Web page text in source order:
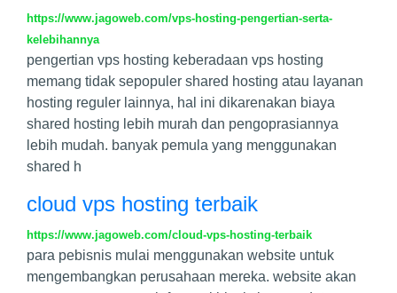
https://www.jagoweb.com/vps-hosting-pengertian-serta-
kelebihannya
pengertian vps hosting keberadaan vps hosting
memang tidak sepopuler shared hosting atau layanan
hosting reguler lainnya, hal ini dikarenakan biaya
shared hosting lebih murah dan pengoprasiannya
lebih mudah. banyak pemula yang menggunakan
shared h
cloud vps hosting terbaik
https://www.jagoweb.com/cloud-vps-hosting-terbaik
para pebisnis mulai menggunakan website untuk
mengembangkan perusahaan mereka. website akan